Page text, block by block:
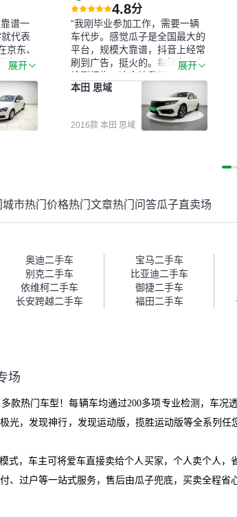
谱一
就代表
京东、
东西可
刻板印
时候，
泡水车
告其实
为我也
，所以
程挺快
人员说
面再做
师傅，
验下来
车好一
。”
展开
4.8分
“我刚毕业参加工作，需要一辆
车代步。感觉瓜子是全国最大的
平台，规模大靠谱，抖音上经常
刷到广告，挺火的。每辆车都有
检测报告，这个让我很放心。去
外面买车全凭卖家一张嘴，不敢
买。我买了本田思域，白色，过
户次数少，公里数符合，虽然价
格比我心理预期略高一点，但瓜
价格比车商那便宜，车况也有检
展开
本田 思域
2016款 本田 思域
城市热门价格热门文章热门问答瓜子直卖场
奥迪二手车 宝马二手车
别克二手车 比亚迪二手车
依维柯二手车 御捷二手车
长安跨越二手车 福田二手车
场
款热门车型！每辆车均通过200多项专业检测，车
光，发现神行，发现运动版，揽胜运动版等全系列
式，车主可将爱车直接卖给个人买家，个人卖个人
、过户等一站式服务，售后由瓜子兜底，买卖全程省